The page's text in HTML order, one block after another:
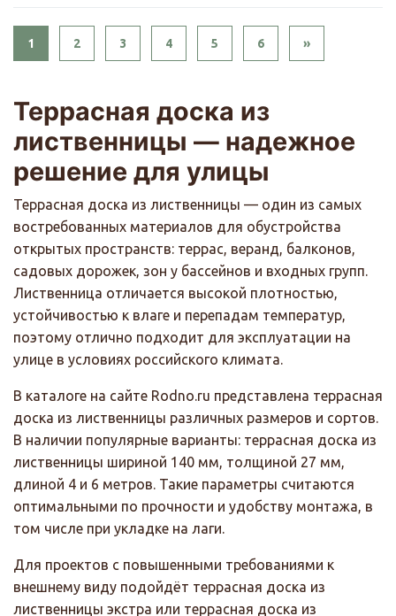
1 2 3 4 5 6 »Next
Террасная доска из
лиственницы — надежное
решение для улицы
Террасная доска из лиственницы — один из самых
востребованных материалов для обустройства
открытых пространств: террас, веранд, балконов,
садовых дорожек, зон у бассейнов и входных групп.
Лиственница отличается высокой плотностью,
устойчивостью к влаге и перепадам температур,
поэтому отлично подходит для эксплуатации на
улице в условиях российского климата.
В каталоге на сайте Rodno.ru представлена террасная
доска из лиственницы различных размеров и сортов.
В наличии популярные варианты: террасная доска из
лиственницы шириной 140 мм, толщиной 27 мм,
длиной 4 и 6 метров. Такие параметры считаются
оптимальными по прочности и удобству монтажа, в
том числе при укладке на лаги.
Для проектов с повышенными требованиями к
внешнему виду подойдёт террасная доска из
лиственницы экстра или террасная доска из